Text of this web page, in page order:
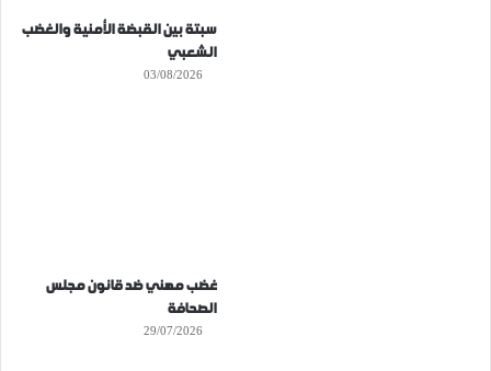
سبتة بين القبضة الأمنية والغضب
الشعبي
03/08/2026
غضب مهني ضد قانون مجلس
الصحافة
29/07/2026